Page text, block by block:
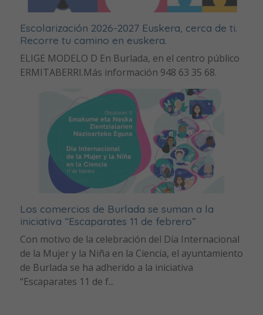
Escolarización 2026-2027 Euskera, cerca de ti.
Recorre tu camino en euskera.
ELIGE MODELO D En Burlada, en el centro público
ERMITABERRI.Más información 948 63 35 68.
Los comercios de Burlada se suman a la
iniciativa “Escaparates 11 de febrero”
Con motivo de la celebración del Día Internacional
de la Mujer y la Niña en la Ciencia, el ayuntamiento
de Burlada se ha adherido a la iniciativa
“Escaparates 11 de f...